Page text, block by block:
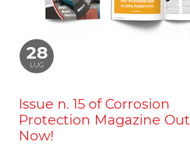
28
LUG
Issue n. 15 of Corrosion
Protection Magazine Out
Now!